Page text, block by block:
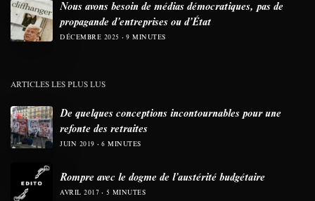
Nous avons besoin de médias démocratiques, pas de
propagande d’entreprises ou d’État
DÉCEMBRE 2025 9 MINUTES
ARTICLES LES PLUS LUS
De quelques conceptions incontournables pour une
refonte des retraites
JUIN 2019 6 MINUTES
Rompre avec le dogme de l’austérité budgétaire
AVRIL 2017 5 MINUTES